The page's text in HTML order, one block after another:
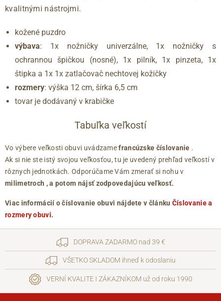
kvalitnými nástrojmi.
kožené puzdro
výbava: 1x nožničky univerzálne, 1x nožničky s
ochrannou špičkou (nosné), 1x pilník, 1x pinzeta, 1x
štipka a 1x 1x zatlačovač nechtovej kožičky
rozmery: výška 12 cm, šírka 6,5 cm
tovar je dodávaný v krabičke
Tabuľka veľkostí
Vo výbere veľkosti obuvi uvádzamefrancúzske číslovanie .
Ak si nie ste istý svojou veľkosťou, tu je uvedený prehľad veľkostí v
rôznych jednotkách. Odporúčame Vám zmerať si nohu v
milimetroch , a potom nájsť zodpovedajúcu veľkosť.
Viac informácií o číslovanie obuvi nájdete v článku Číslovanie a
rozmery obuvi.
DOPRAVA ZADARMO nad 39 €
VŠETKO SKLADOM ihneď k odoslaniu
VERNÍ KVALITE I ZÁKAZNÍKOM už od roku 1990